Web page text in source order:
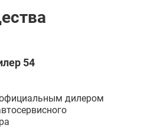
54
дилером